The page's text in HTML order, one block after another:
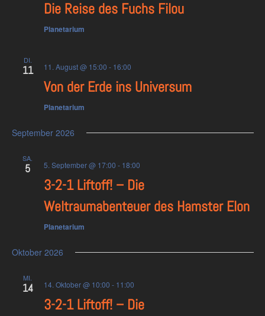
Die Reise des Fuchs Filou
Planetarium
DI.
11 11. August @ 15:00 - 16:00
Von der Erde ins Universum
Planetarium
September 2026
SA.
5 5. September @ 17:00 - 18:00
3-2-1 Liftoff! – Die
Weltraumabenteuer des Hamster Elon
Planetarium
Oktober 2026
MI.
14 14. Oktober @ 10:00 - 11:00
3-2-1 Liftoff! – Die